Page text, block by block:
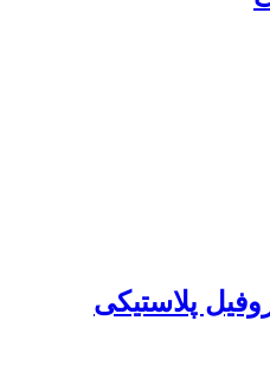
پلاستیکی